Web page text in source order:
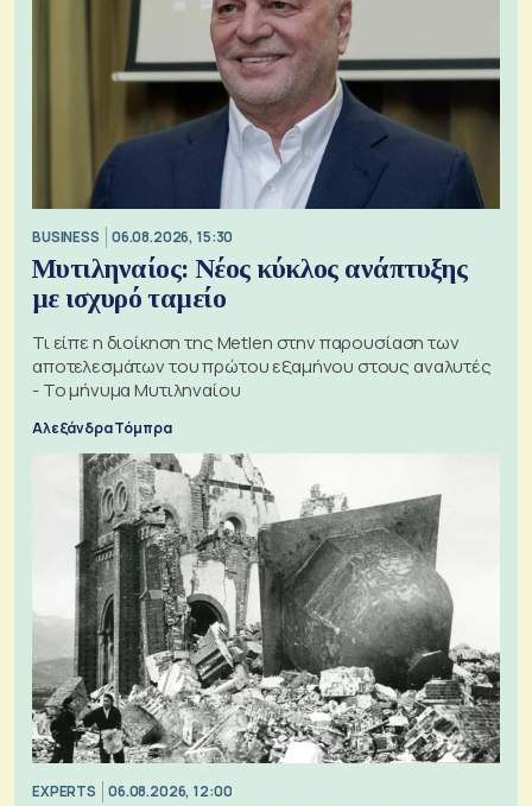
BUSINESS 06.08.2026, 15:30
Μυτιληναίος: Νέος κύκλος ανάπτυξης
με ισχυρό ταμείο
Τι είπε η διοίκηση της Metlen στην παρουσίαση των
αποτελεσμάτων του πρώτου εξαμήνου στους αναλυτές
- Το μήνυμα Μυτιληναίου
Αλεξάνδρα Τόμπρα
EXPERTS 06.08.2026, 12:00